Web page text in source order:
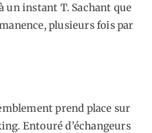
un instant T. Sachant que
plusieurs fois par
prend place sur
Entouré d’échangeurs